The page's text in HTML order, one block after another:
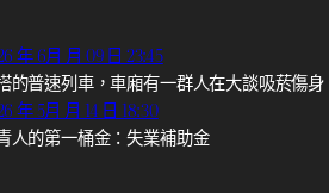
年 6月 月 09 日 23:45
的普速列車，車廂有一群人在大談吸菸傷
年 5月 月 14 日 18:30
人的第一桶金：失業補助金